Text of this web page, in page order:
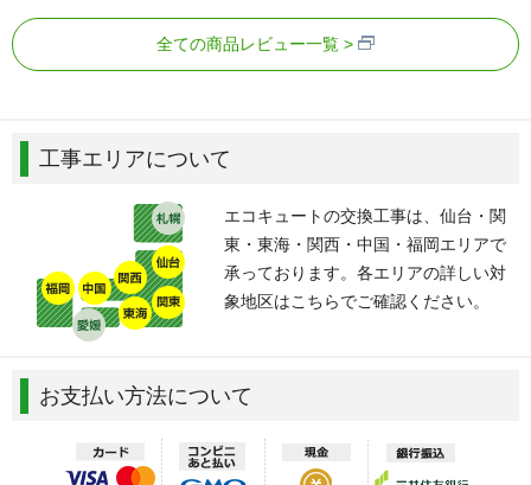
全ての商品レビュー一覧
工事エリアについて
エコキュートの交換工事は、仙台・関
東・東海・関西・中国・福岡エリアで
承っております。各エリアの詳しい対
象地区はこちらでご確認ください。
お支払い方法について